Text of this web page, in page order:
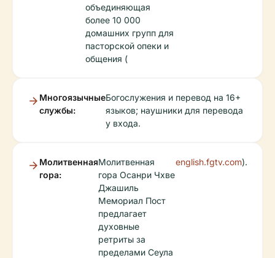
объединяющая
более 10 000
домашних групп для
пасторской опеки и
общения (
Многоязычные
службы:
Богослужения и перевод на 16+
языков; наушники для перевода
у входа.
Молитвенная
гора:
Молитвенная
гора Осанри Чхве
Джашиль
Мемориал Пост
предлагает
духовные
ретриты за
пределами Сеула
english.fgtv.com).